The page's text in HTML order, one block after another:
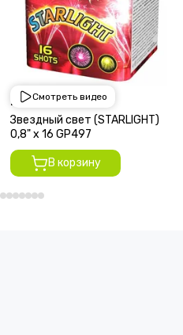
Смотреть видео
2 250 руб
Звездный свет (STARLIGHT)
0,8" х 16 GP497
В корзину